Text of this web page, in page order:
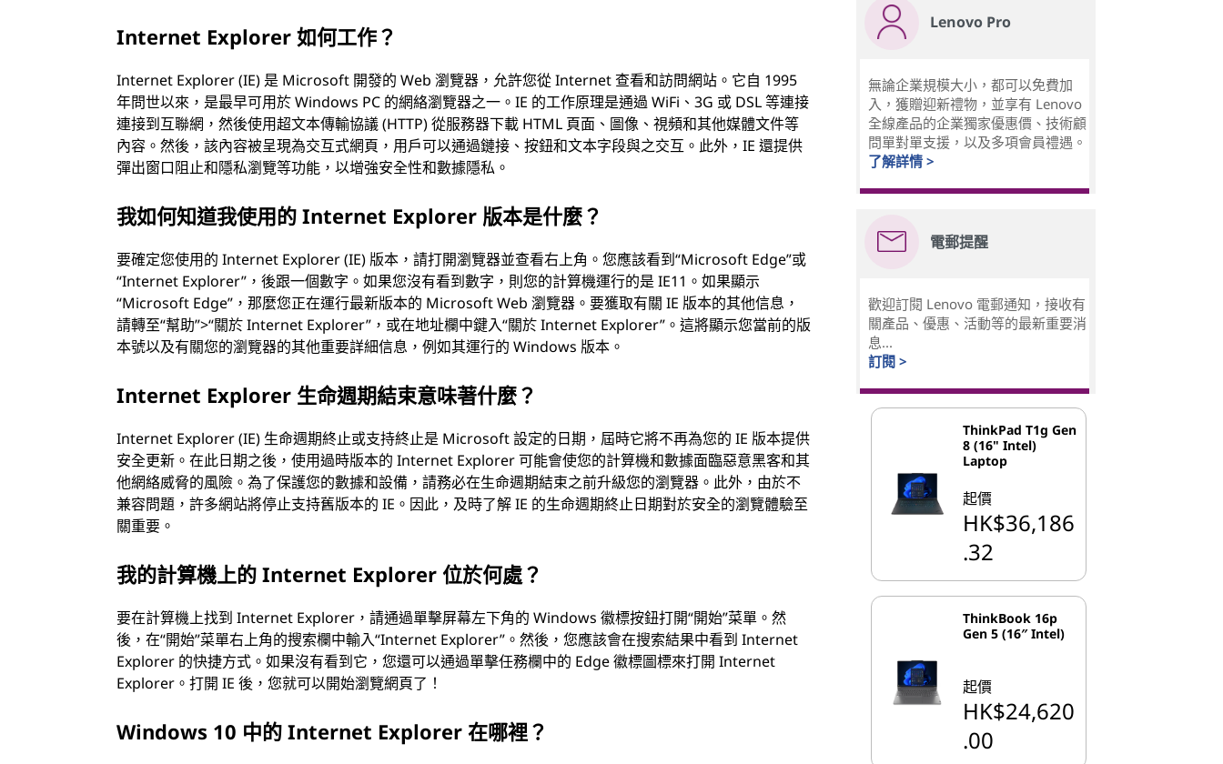
Internet Explorer 如何工作？
Internet Explorer (IE) 是 Microsoft 開發的 Web 瀏覽器，允許您從 Internet 查看和訪問網站。它自 1995
年問世以來，是最早可用於 Windows PC 的網絡瀏覽器之一。IE 的工作原理是通過 WiFi、3G 或 DSL 等連接
連接到互聯網，然後使用超文本傳輸協議 (HTTP) 從服務器下載 HTML 頁面、圖像、視頻和其他媒體文件等
內容。然後，該內容被呈現為交互式網頁，用戶可以通過鏈接、按鈕和文本字段與之交互。此外，IE 還提供
彈出窗口阻止和隱私瀏覽等功能，以增強安全性和數據隱私。
我如何知道我使用的 Internet Explorer 版本是什麼？
要確定您使用的 Internet Explorer (IE) 版本，請打開瀏覽器並查看右上角。您應該看到“Microsoft Edge”或
“Internet Explorer”，後跟一個數字。如果您沒有看到數字，則您的計算機運行的是 IE11。如果顯示
“Microsoft Edge”，那麼您正在運行最新版本的 Microsoft Web 瀏覽器。要獲取有關 IE 版本的其他信息，
請轉至“幫助”>“關於 Internet Explorer”，或在地址欄中鍵入“關於 Internet Explorer”。這將顯示您當前的版
本號以及有關您的瀏覽器的其他重要詳細信息，例如其運行的 Windows 版本。
Internet Explorer 生命週期結束意味著什麼？
Internet Explorer (IE) 生命週期終止或支持終止是 Microsoft 設定的日期，屆時它將不再為您的 IE 版本提供
安全更新。在此日期之後，使用過時版本的 Internet Explorer 可能會使您的計算機和數據面臨惡意黑客和其
他網絡威脅的風險。為了保護您的數據和設備，請務必在生命週期結束之前升級您的瀏覽器。此外，由於不
兼容問題，許多網站將停止支持舊版本的 IE。因此，及時了解 IE 的生命週期終止日期對於安全的瀏覽體驗至
關重要。
我的計算機上的 Internet Explorer 位於何處？
要在計算機上找到 Internet Explorer，請通過單擊屏幕左下角的 Windows 徽標按鈕打開“開始”菜單。然
後，在“開始”菜單右上角的搜索欄中輸入“Internet Explorer”。然後，您應該會在搜索結果中看到 Internet
Explorer 的快捷方式。如果沒有看到它，您還可以通過單擊任務欄中的 Edge 徽標圖標來打開 Internet
Explorer。打開 IE 後，您就可以開始瀏覽網頁了！
Windows 10 中的 Internet Explorer 在哪裡？
Lenovo Pro
無論企業規模大小，都可以免費加
入，獲贈迎新禮物，並享有 Lenovo
全線產品的企業獨家優惠價、技術顧
問單對單支援，以及多項會員禮遇。
了解詳情 >
電郵提醒
歡迎訂閱 Lenovo 電郵通知，接收有
關產品、優惠、活動等的最新重要消
息...
訂閱 >
ThinkPad T1g Gen
8 (16" Intel)
Laptop
起價
HK$36,186
.32
ThinkBook 16p
Gen 5 (16″ Intel)
起價
HK$24,620
.00